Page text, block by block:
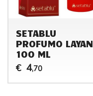
SETABLU
PROFUMO LAYAN
100 ML
€ 4,70